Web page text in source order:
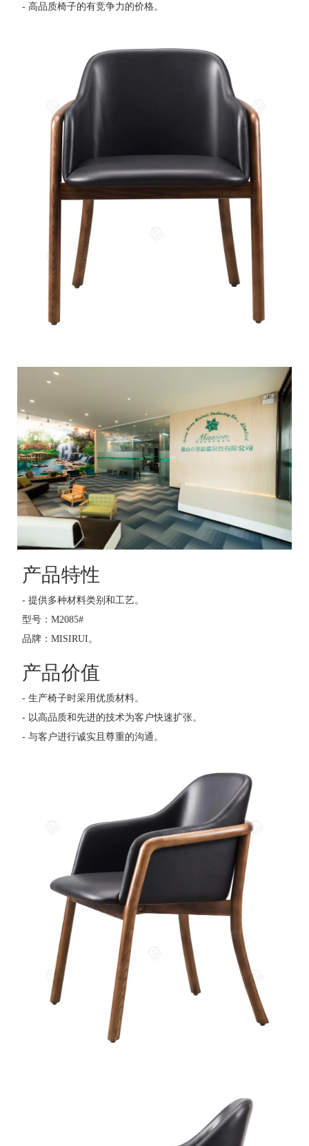
- 高品质椅子的有竞争力的价格。
产品特性
- 提供多种材料类别和工艺。
型号：M2085#
品牌：MISIRUI。
产品价值
- 生产椅子时采用优质材料。
- 以高品质和先进的技术为客户快速扩张。
- 与客户进行诚实且尊重的沟通。